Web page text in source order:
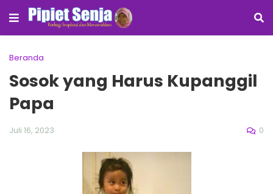
Beranda
Sosok yang Harus Kupanggil
Papa
Juli 16, 2023 0